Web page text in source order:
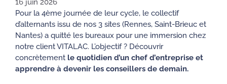
16 juin 2026
Pour la 4ème journée de leur cycle, le collectif
d’alternants issu de nos 3 sites (Rennes, Saint-Brieuc et
Nantes) a quitté les bureaux pour une immersion chez
notre client VITALAC. L’objectif ? Découvrir
concrètement le quotidien d’un chef d’entreprise et
apprendre à devenir les conseillers de demain.